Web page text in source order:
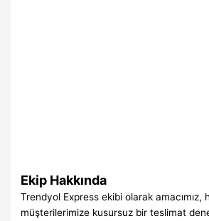
Ekip Hakkında
Trendyol Express ekibi olarak amacımız,
müşterilerimize kusursuz bir teslimat